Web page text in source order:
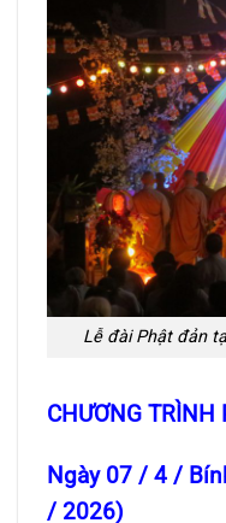
Lễ đài Phật đản
CHƯƠNG TRÌNH
Ngày 07 / 4 /
/ 2026)